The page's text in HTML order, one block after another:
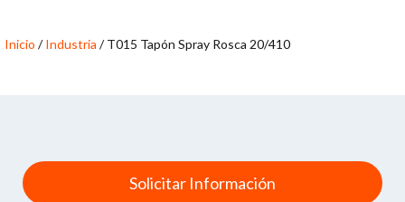
Inicio /Industria / T015 Tapón Spray Rosca 20/410
Solicitar Información